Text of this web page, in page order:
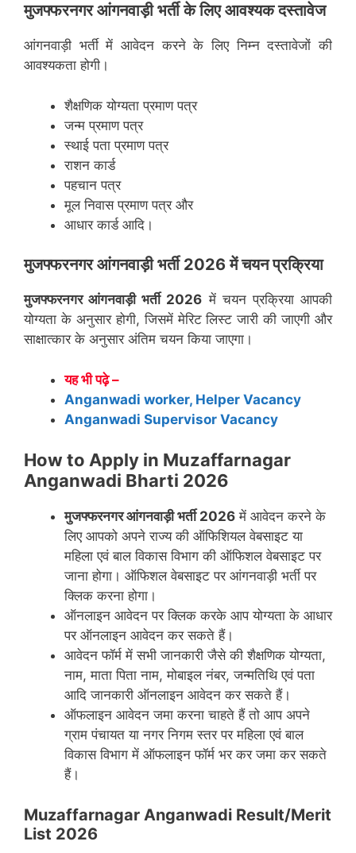
मुजफ्फरनगरआंगनवाड़ी भर्ती के लिए आवश्यक दस्तावेज
आंगनवाड़ी भर्ती में आवेदन करने के लिए निम्न दस्तावेजों की
आवश्यकता होगी।
शैक्षणिक योग्यता प्रमाण पत्र
जन्म प्रमाण पत्र
स्थाई पता प्रमाण पत्र
राशन कार्ड
पहचान पत्र
मूल निवास प्रमाण पत्र और
आधार कार्ड आदि।
मुजफ्फरनगरआंगनवाड़ी भर्ती 2026 में चयन प्रक्रिया
मुजफ्फरनगरआंगनवाड़ी भर्ती 2026 में चयन प्रक्रिया आपकी
योग्यता के अनुसार होगी, जिसमें मेरिट लिस्ट जारी की जाएगी और
साक्षात्कार के अनुसार अंतिम चयन किया जाएगा।
यह भी पढ़े –
Anganwadi worker, Helper Vacancy
Anganwadi Supervisor Vacancy
How to Apply in Muzaffarnagar
Anganwadi Bharti 2026
मुजफ्फरनगरआंगनवाड़ी भर्ती 2026 में आवेदन करने के
लिए आपको अपने राज्य की ऑफिशियल वेबसाइट या
महिला एवं बाल विकास विभाग की ऑफिशल वेबसाइट पर
जाना होगा। ऑफिशल वेबसाइट पर आंगनवाड़ी भर्ती पर
क्लिक करना होगा।
ऑनलाइन आवेदन पर क्लिक करके आप योग्यता के आधार
पर ऑनलाइन आवेदन कर सकते हैं।
आवेदन फॉर्म में सभी जानकारी जैसे की शैक्षणिक योग्यता,
नाम, माता पिता नाम, मोबाइल नंबर, जन्मतिथि एवं पता
आदि जानकारी ऑनलाइन आवेदन कर सकते हैं।
ऑफलाइन आवेदन जमा करना चाहते हैं तो आप अपने
ग्राम पंचायत या नगर निगम स्तर पर महिला एवं बाल
विकास विभाग में ऑफलाइन फॉर्म भर कर जमा कर सकते
हैं।
Muzaffarnagar Anganwadi Result/Merit
List 2026